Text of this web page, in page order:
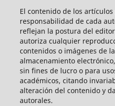
El contenido de los
responsabilidad de cada
reflejan la postura del
autoriza cualquier
contenidos o imágenes de
almacenamiento
sin fines de lucro o para
académicos, citando
alteración del contenido y
autorales.